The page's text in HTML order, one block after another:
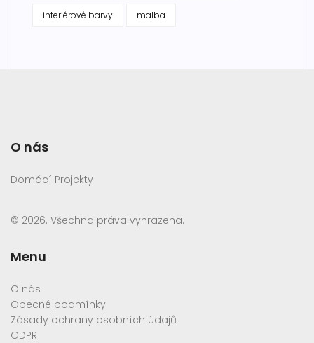
interiérové barvy malba
O nás
Domácí Projekty
© 2026. Všechna práva vyhrazena.
Menu
O nás
Obecné podmínky
Zásady ochrany osobních údajů
GDPR